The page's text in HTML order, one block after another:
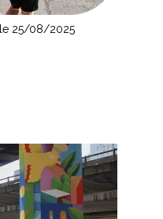
25/08/2025